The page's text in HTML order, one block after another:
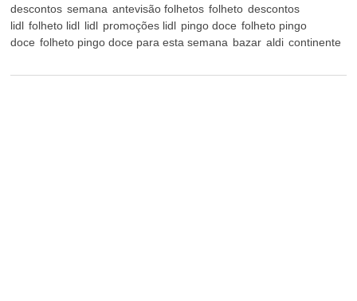
descontos semana antevisão folhetos folheto descontos
lidl folheto lidl lidl promoções lidl pingo doce folheto pingo
doce folheto pingo doce para esta semana bazar aldi continente